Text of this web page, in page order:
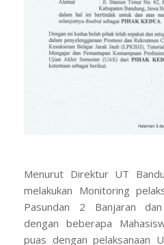
Menurut Direktur UT
melakukan Monitoring
Pasundan 2 Banjaran
dengan beberapa
puas dengan pelaksanaan